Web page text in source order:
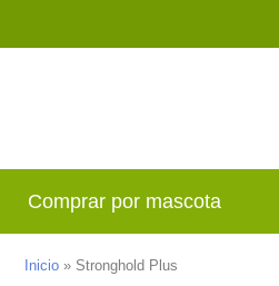
Comprar por mascota
Inicio » Stronghold Plus